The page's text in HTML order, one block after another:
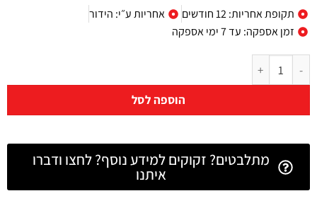
תקופת אחריות: 12 חודשים
אחריות ע״י: הידור
זמן אספקה: עד 7 ימי אספקה
הוספה לסל
מתלבטים? זקוקים למידע נוסף? לחצו ודברו
איתנו